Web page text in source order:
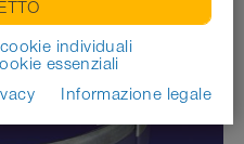
individuali
essenziali
Informazione legale